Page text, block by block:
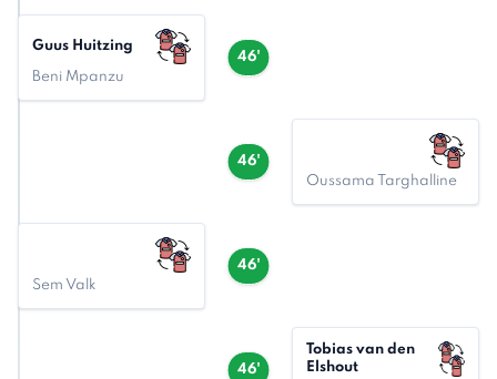
46'
Guus Huitzing
Beni Mpanzu
46'
Oussama Targhalline
46'
Sem Valk
46'
Tobias van den
Elshout